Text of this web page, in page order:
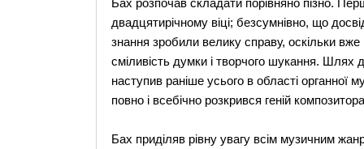
Бах розпочав складати порівняно пізно.
двадцятирічному віці; безсумнівно, що
знання зробили велику справу, оскільки
сміливість думки і творчого шукання. Шлях
наступив раніше усього в області органної
повно і всебічно розкрився геній
Бах приділяв рівну увагу всім музичним